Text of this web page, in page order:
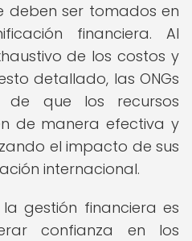
deben ser tomados en
financiera. Al
de los costos y
detallado, las ONGs
de que los recursos
de manera efectiva y
el impacto de sus
internacional.
gestión financiera es
confianza en los